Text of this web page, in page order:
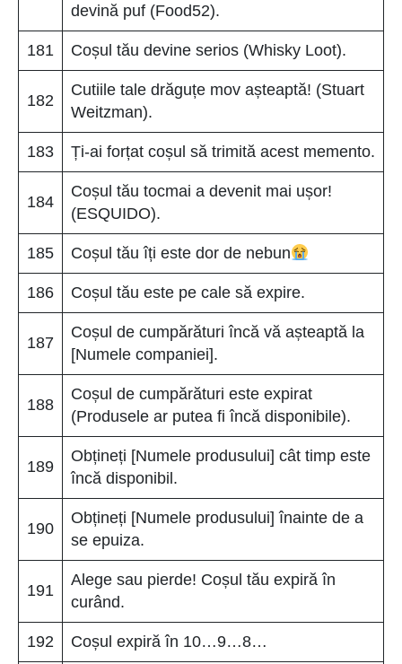
devină puf (Food52).
181 Coșul tău devine serios (Whisky Loot).
182
Cutiile tale drăguțe mov așteaptă! (Stuart
Weitzman).
183 Ți-ai forțat coșul să trimită acest memento.
184
Coșul tău tocmai a devenit mai ușor!
(ESQUIDO).
185 Coșul tău îți este dor de nebun
186 Coșul tău este pe cale să expire.
187
Coșul de cumpărături încă vă așteaptă la
[Numele companiei].
188
Coșul de cumpărături este expirat
(Produsele ar putea fi încă disponibile).
189
Obțineți [Numele produsului] cât timp este
încă disponibil.
190
Obțineți [Numele produsului] înainte de a
se epuiza.
191
Alege sau pierde! Coșul tău expiră în
curând.
192 Coșul expiră în 10…9…8…